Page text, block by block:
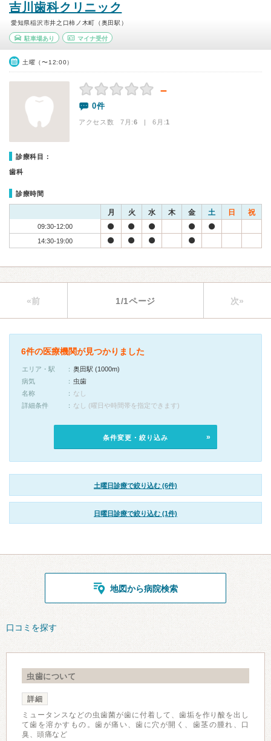
吉川歯科クリニック
愛知県稲沢市井之口柿ノ木町（奥田駅）
駐車場あり マイナ受付
土曜（〜12:00）
－
0件
アクセス数 7月:6 | 6月:1
診療科目：
歯科
診療時間
月 火 水 木 金 土 日 祝
09:30-12:00
14:30-19:00
«前 1/1ページ 次»
6件の医療機関が見つかりました
エリア・駅
奥田駅 (1000m)
病気
虫歯
名称
なし
詳細条件
なし (曜日や時間帯を指定できます)
条件変更・絞り込み
土曜日診療で絞り込む (6件)
日曜日診療で絞り込む (1件)
地図から病院検索
口コミを探す
虫歯について
詳細
ミュータンスなどの虫歯菌が歯に付着して、歯垢を作り酸を出し
て歯を溶かすもの。歯が痛い、歯に穴が開く、歯茎の腫れ、口
臭、頭痛など